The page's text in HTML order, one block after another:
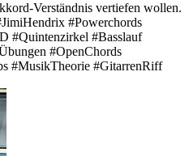
Verständnis vertiefen wollen.
#Powerchords
#Quintenzirkel #Basslauf
#OpenChords
#MusikTheorie #GitarrenRiff